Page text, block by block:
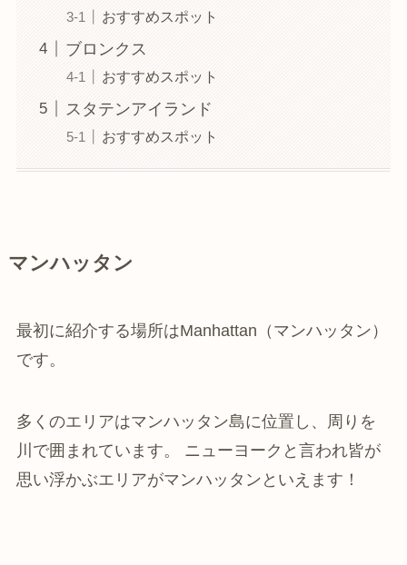
おすすめスポット
ブロンクス
おすすめスポット
スタテンアイランド
おすすめスポット
マンハッタン
最初に紹介する場所はManhattan（マンハッタン）
です。
多くのエリアはマンハッタン島に位置し、周りを
川で囲まれています。 ニューヨークと言われ皆が
思い浮かぶエリアがマンハッタンといえます！